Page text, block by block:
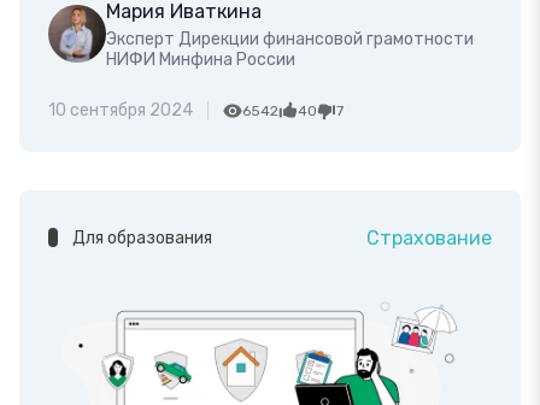
Мария Иваткина
Эксперт Дирекции финансовой грамотности
НИФИ Минфина России
10 сентября 2024 6542 40 7
Для образования Страхование